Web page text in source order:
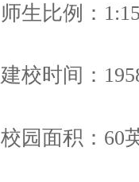
师生比例：1:15
建校时间：
校园面积：60